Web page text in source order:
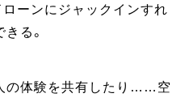
ローンにジャックインすれ
る。
の体験を共有したり……空